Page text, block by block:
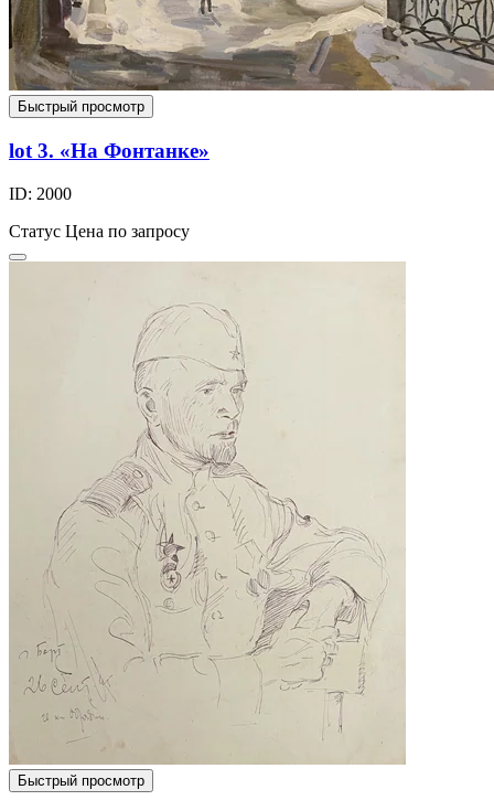
Быстрый просмотр
lot 3. «На Фонтанке»
ID: 2000
Статус Цена по запросу
Быстрый просмотр